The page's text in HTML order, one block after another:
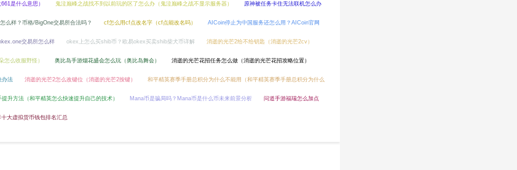
是什么意思） 鬼泣巅峰之战找不到以前玩的区了怎么办（鬼泣巅峰之战不显示服务器） 原神被任务卡住无法联机怎么办
么样？币格/BigOne交易所合法吗？ cf怎么用cf点改名字（cf点能改名吗） AICoin停止为中国服务还怎么用？AICoin官网
交易所怎么样 okex上怎么买shib币？欧易okex买卖shib柴犬币详解 消逝的光芒2给不给钥匙（消逝的光芒2cv）
怎么收服野怪） 奥比岛手游烟花盛会怎么玩（奥比岛舞会） 消逝的光芒花招任务怎么做（消逝的光芒花招攻略位置）
办法 消逝的光芒2怎么改键位（消逝的光芒2按键） 和平精英赛季手册总积分为什么不能用（和平精英赛季手册总积分为什么
升方法（和平精英怎么快速提升自己的技术） Mana币是骗局吗？Mana币是什么币未来前景分析 问道手游福瑞怎么加点
大虚拟货币钱包排名汇总